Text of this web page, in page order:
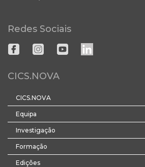
Redes Sociais
CICS.NOVA
CICS.NOVA
Equipa
Investigação
Formação
Edições